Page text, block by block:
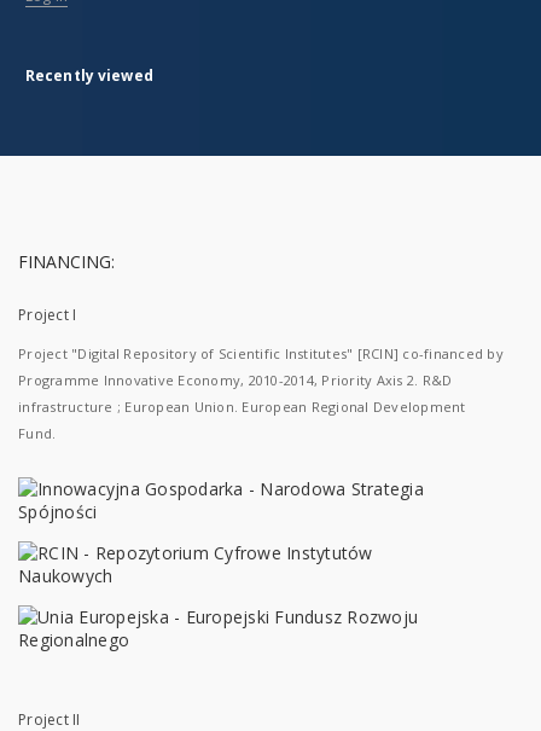
Recently viewed
FINANCING:
Project I
Project "Digital Repository of Scientific Institutes" [RCIN] co-financed by
Programme Innovative Economy, 2010-2014, Priority Axis 2. R&D
infrastructure ; European Union. European Regional Development
Fund.
Project II